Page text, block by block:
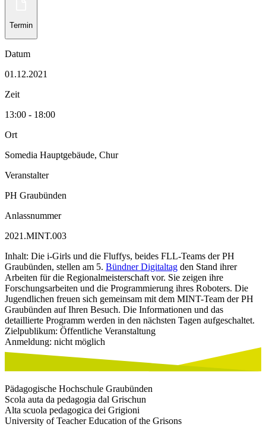
Termin
Datum
01.12.2021
Zeit
13:00 - 18:00
Ort
Somedia Hauptgebäude, Chur
Veranstalter
PH Graubünden
Anlassnummer
2021.MINT.003
Inhalt: Die i-Girls und die Fluffys, beides FLL-Teams der PH
Graubünden, stellen am 5. Bündner Digitaltag den Stand ihrer
Arbeiten für die Regionalmeisterschaft vor. Sie zeigen ihre
Forschungsarbeiten und die Programmierung ihres Roboters. Die
Jugendlichen freuen sich gemeinsam mit dem MINT-Team der PH
Graubünden auf Ihren Besuch. Die Informationen und das
detaillierte Programm werden in den nächsten Tagen aufgeschaltet.
Zielpublikum: Öffentliche Veranstaltung
Anmeldung: nicht möglich
Pädagogische Hochschule Graubünden
Scola auta da pedagogia dal Grischun
Alta scuola pedagogica dei Grigioni
University of Teacher Education of the Grisons